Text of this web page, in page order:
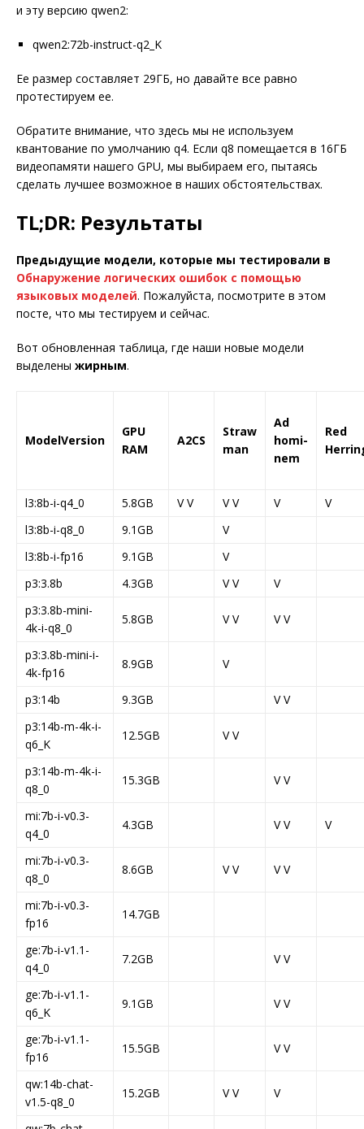
и эту версию qwen2:
qwen2:72b-instruct-q2_K
Ее размер составляет 29ГБ, но давайте все равно
протестируем ее.
Обратите внимание, что здесь мы не используем
квантование по умолчанию q4. Если q8 помещается в 16ГБ
видеопамяти нашего GPU, мы выбираем его, пытаясь
сделать лучшее возможное в наших обстоятельствах.
TL;DR: Результаты
Предыдущие модели, которые мы тестировали в
Обнаружение логических ошибок с помощью
языковых моделей. Пожалуйста, посмотрите в этом
посте, что мы тестируем и сейчас.
Вот обновленная таблица, где наши новые модели
выделены жирным.
ModelVersion
GPU
RAM
A2CS
Straw
man
Ad
homi-
nem
Red
l3:8b-i-q4_0 5.8GB V V V V V
V
l3:8b-i-q8_0
9.1GB
V
l3:8b-i-fp16
9.1GB
V
p3:3.8b
4.3GB V V
V
p3:3.8b-mini-
4k-i-q8_0
5.8GB V V V V
p3:3.8b-mini-i-
4k-fp16
8.9GB V
p3:14b 9.3GB
V V
p3:14b-m-4k-i-
q6_K
12.5GB V V
p3:14b-m-4k-i-
q8_0
15.3GB V V
mi:7b-i-v0.3-
q4_0
4.3GB V V V
mi:7b-i-v0.3-
q8_0
8.6GB V V V V
mi:7b-i-v0.3-
fp16
14.7GB
ge:7b-i-v1.1-
q4_0
7.2GB V V
ge:7b-i-v1.1-
q6_K
9.1GB V V
ge:7b-i-v1.1-
fp16
15.5GB V V
qw:14b-chat-
v1.5-q8_0
15.2GB V V V